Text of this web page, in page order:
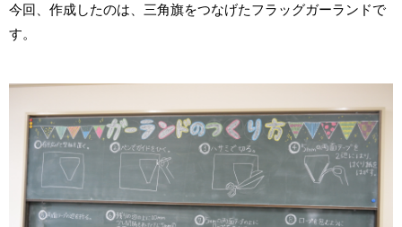
今回、作成したのは、三角旗をつなげたフラッグガーランドで
す。